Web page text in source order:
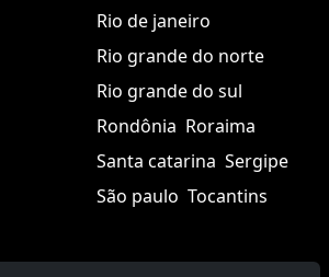
Rio de janeiro
Rio grande do norte
Rio grande do sul
Rondônia Roraima
Santa catarina Sergipe
São paulo Tocantins